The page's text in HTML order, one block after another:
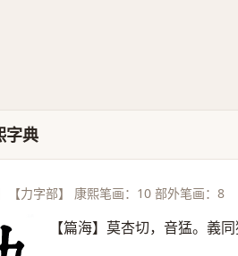
字典
【力字部】 康熙笔画：10 部外笔画：8
【篇海】莫杏切，音猛。義同